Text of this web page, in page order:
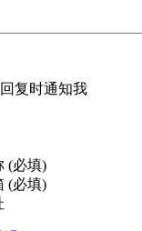
复时通知我
(必填)
(必填)